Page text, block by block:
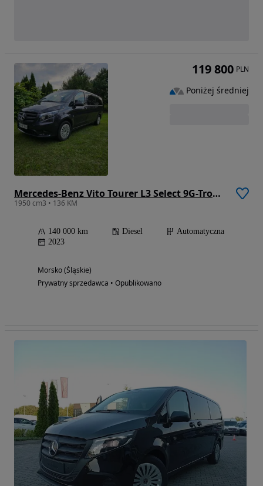
Mercedes-Benz Vito Tourer L3 Select 9G-Tronic 447.705
1950 cm3 • 136 KM
140 000 km Diesel
Automatyczna
2023
Morsko (Śląskie)
Prywatny sprzedawca • Opublikowano
119 800 PLN
Poniżej średniej